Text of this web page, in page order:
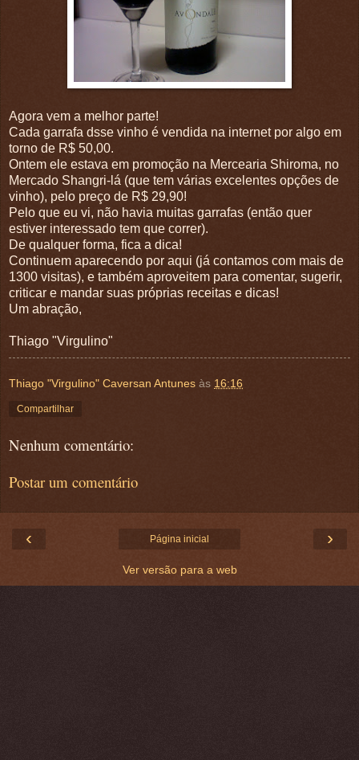
Agora vem a melhor parte!
Cada garrafa dsse vinho é vendida na internet por algo em
torno de R$ 50,00.
Ontem ele estava em promoção na Mercearia Shiroma, no
Mercado Shangri-lá (que tem várias excelentes opções de
vinho), pelo preço de R$ 29,90!
Pelo que eu vi, não havia muitas garrafas (então quer
estiver interessado tem que correr).
De qualquer forma, fica a dica!
Continuem aparecendo por aqui (já contamos com mais de
1300 visitas), e também aproveitem para comentar, sugerir,
criticar e mandar suas próprias receitas e dicas!
Um abração,
Thiago "Virgulino"
Thiago "Virgulino" Caversan Antunes às 16:16
Compartilhar
Nenhum comentário:
Postar um comentário
‹ ›
Página inicial
Ver versão para a web